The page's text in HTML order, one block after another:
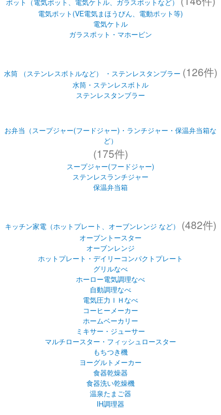
ガラスポット・マホービン
水筒 （ステンレスボトルなど） ・ステンレスタンブラー
お弁当（スープジャー(フードジャー)・ランチジャー・保温弁当箱な
ど）
(175件)
保温弁当箱
キッチン家電（ホットプレート、オーブンレンジ など）
オーブントースター
オーブンレンジ
ホットプレート・デイリーコンパクトプレート
電気圧力ＩＨなべ
コーヒーメーカー
ホームベーカリー
ミキサー・ジューサー
マルチロースター・フィッシュロースター
もちつき機
ヨーグルトメーカー
食器乾燥器
食器洗い乾燥機
温泉たまご器
IH調理器
空調・季節・生活家電（ふとん乾燥機、加湿器、空気清浄機など）
(167件)
加湿器
ふとん乾燥機
空気清浄機
衣類乾燥除湿機